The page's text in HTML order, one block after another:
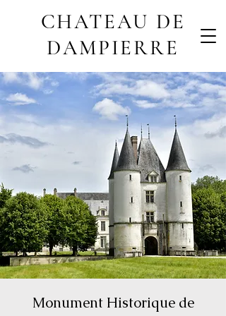
CHATEAU DE
DAMPIERRE
Monument Historique de